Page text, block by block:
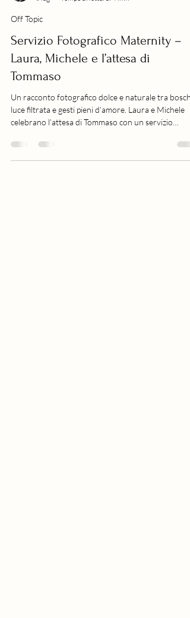
6 lug
Tempo di lettura: 4 min
Off Topic
Servizio Fotografico Maternity –
Laura, Michele e l’attesa di
Tommaso
Un racconto fotografico dolce e naturale tra boschi,